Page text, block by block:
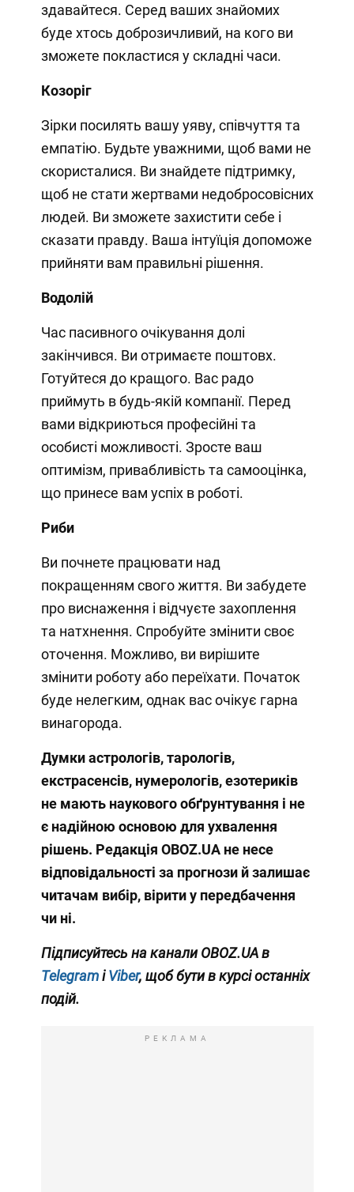
здавайтеся. Серед ваших знайомих
буде хтось доброзичливий, на кого ви
зможете покластися у складні часи.
Козоріг
Зірки посилять вашу уяву, співчуття та
емпатію. Будьте уважними, щоб вами не
скористалися. Ви знайдете підтримку,
щоб не стати жертвами недобросовісних
людей. Ви зможете захистити себе і
сказати правду. Ваша інтуїція допоможе
прийняти вам правильні рішення.
Водолій
Час пасивного очікування долі
закінчився. Ви отримаєте поштовх.
Готуйтеся до кращого. Вас радо
приймуть в будь-якій компанії. Перед
вами відкриються професійні та
особисті можливості. Зросте ваш
оптимізм, привабливість та самооцінка,
що принесе вам успіх в роботі.
Риби
Ви почнете працювати над
покращенням свого життя. Ви забудете
про виснаження і відчуєте захоплення
та натхнення. Спробуйте змінити своє
оточення. Можливо, ви вирішите
змінити роботу або переїхати. Початок
буде нелегким, однак вас очікує гарна
винагорода.
Думки астрологів, тарологів,
екстрасенсів, нумерологів, езотериків
не мають наукового обґрунтування і не
є надійною основою для ухвалення
рішень. Редакція OBOZ.UA не несе
відповідальності за прогнози й залишає
читачам вибір, вірити у передбачення
чи ні.
Підписуйтесь на канали OBOZ.UA в
TelegramіViber, щоб бути в курсі останніх
подій.
РЕКЛАМА